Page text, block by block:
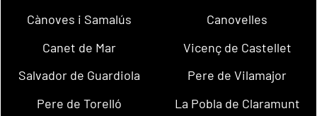
Cànoves i Samalús
Canovelles
Canet de Mar
Vicenç de Castellet
Salvador de Guardiola
Pere de Vilamajor
Pere de Torelló
La Pobla de Claramunt